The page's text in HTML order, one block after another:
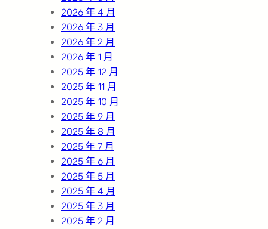
2026 年 4 月
2026 年 3 月
2026 年 2 月
2026 年 1 月
2025 年 12 月
2025 年 11 月
2025 年 10 月
2025 年 9 月
2025 年 8 月
2025 年 7 月
2025 年 6 月
2025 年 5 月
2025 年 4 月
2025 年 3 月
2025 年 2 月